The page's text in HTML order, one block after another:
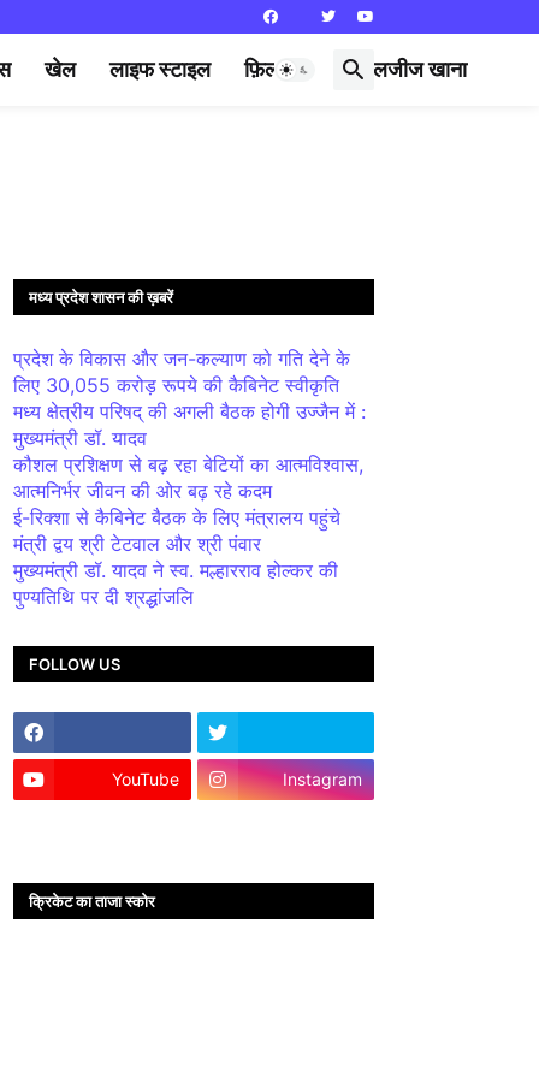
खेल लाइफ स्टाइल फ़िल्मी दुनिया लजीज खाना
मध्य प्रदेश शासन की ख़बरें
प्रदेश के विकास और जन-कल्याण को गति देने के
लिए 30,055 करोड़ रूपये की कैबिनेट स्वीकृति
मध्य क्षेत्रीय परिषद् की अगली बैठक होगी उज्जैन में :
मुख्यमंत्री डॉ. यादव
कौशल प्रशिक्षण से बढ़ रहा बेटियों का आत्मविश्वास,
आत्मनिर्भर जीवन की ओर बढ़ रहे कदम
ई-रिक्शा से कैबिनेट बैठक के लिए मंत्रालय पहुंचे
मंत्री द्वय श्री टेटवाल और श्री पंवार
मुख्यमंत्री डॉ. यादव ने स्व. मल्हारराव होल्कर की
पुण्यतिथि पर दी श्रद्धांजलि
FOLLOW US
YouTube Instagram
क्रिकेट का ताजा स्कोर